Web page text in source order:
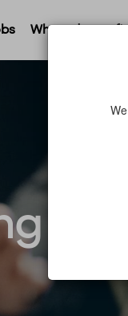
Where do you
&